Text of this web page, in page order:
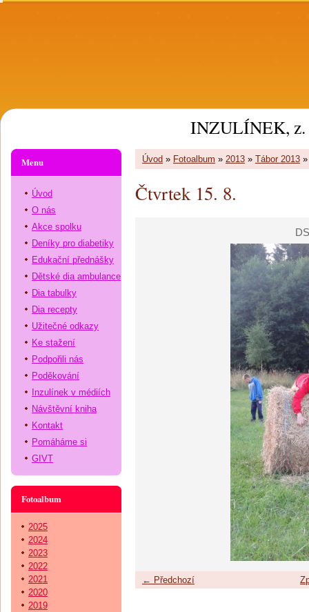
INZULÍNEK, z.
Úvod » Fotoalbum » 2013 » Tábor 2013
Čtvrtek 15. 8.
← Předchozí
Menu
Úvod
O nás
Akce spolku
Deníky pro diabetiky
Edukační přednášky
Dětské dia ambulance
Dia tabulky
Dia recepty
Užitečné odkazy
Ke stažení
Podpořili nás
Poděkování
Inzulínek v médiích
Návštěvní kniha
Kontakt
Pomáháme si
GIVT
Fotoalbum
2025
2024
2023
2022
2021
2020
2019